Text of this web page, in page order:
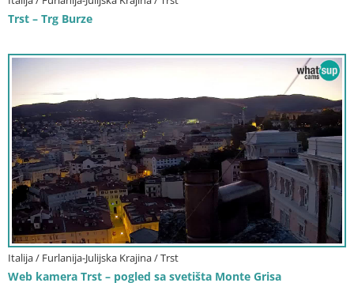
Trst – Trg Burze
Italija / Furlanija-Julijska Krajina / Trst
Web kamera Trst – pogled sa svetišta Monte Grisa